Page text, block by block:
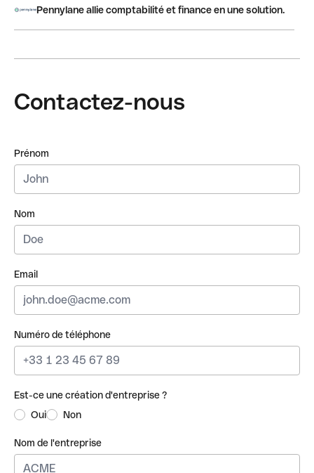
Pennylane allie comptabilité et finance en une solution.
Contactez-nous
Prénom
Nom
Email
Numéro de téléphone
Est-ce une création d'entreprise ?
Oui
Non
Nom de l'entreprise